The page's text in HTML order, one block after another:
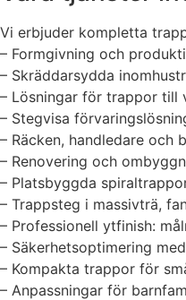
Vi erbjuder kompletta
– Formgivning och
– Skräddarsydda
– Lösningar för trappor till
– Stegvisa
– Räcken, handledare och
– Renovering och
– Platsbyggda
– Trappsteg i massivträ,
– Professionell ytfinish:
– Säkerhetsoptimering
– Kompakta trappor för
– Anpassningar för